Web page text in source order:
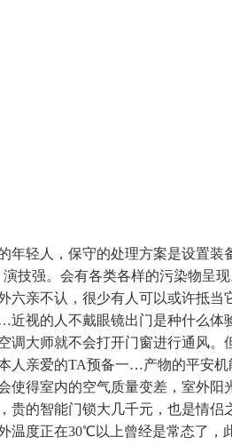
人，保守的处理方案是设置装
技强。会有各类各样的污染物呈
亲不认，很少有人可以或许抵
视的人不戴眼镜出门是种什么
大师就不会打开门窗进行通风
人亲爱的TA预备一…产物的平安
得室内的空气质量变差，室外
的智能门锁大几千元，也是情
温度正在30℃以上曾经是常态了